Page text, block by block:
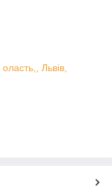
Львів,